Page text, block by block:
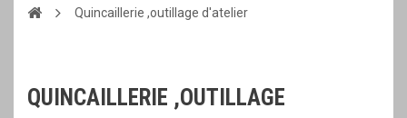
Quincaillerie ,outillage d'atelier
QUINCAILLERIE ,OUTILLAGE